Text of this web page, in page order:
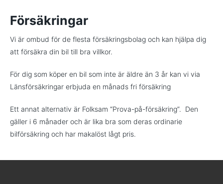
Försäkringar
Vi är ombud för de flesta försäkringsbolag och kan hjälpa dig
att försäkra din bil till bra villkor.
För dig som köper en bil som inte är äldre än 3 år kan vi via
Länsförsäkringar erbjuda en månads fri försäkring
Ett annat alternativ är Folksam “Prova-på-försäkring”. Den
gäller i 6 månader och är lika bra som deras ordinarie
bilförsäkring och har makalöst lågt pris.